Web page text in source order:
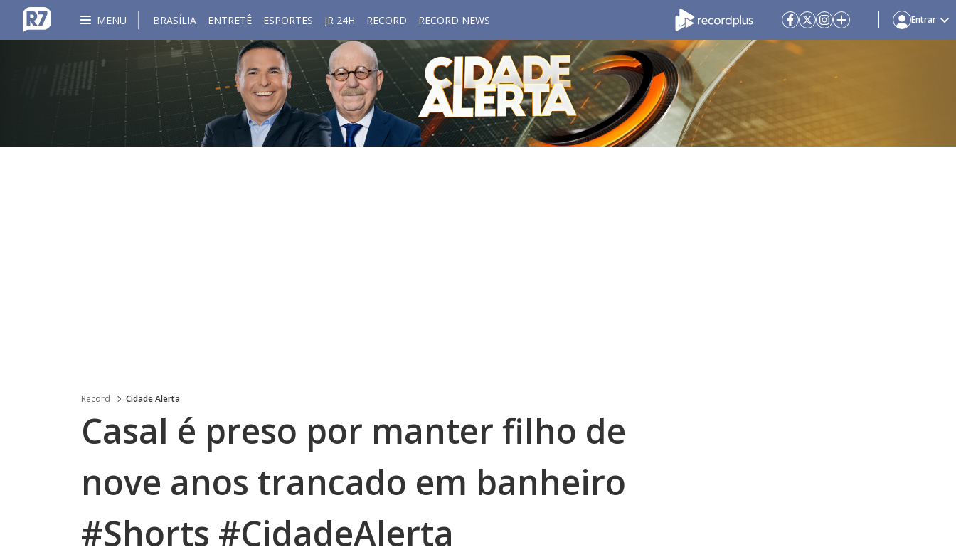
MENU BRASÍLIA ENTRETÊ ESPORTES JR 24H RECORD RECORD NEWS Entrar
Record Cidade Alerta
Casal é preso por manter filho de
nove anos trancado em banheiro
#Shorts #CidadeAlerta